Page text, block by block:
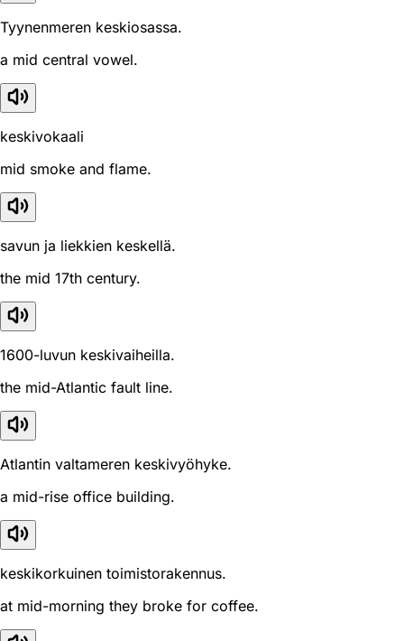
Tyynenmeren keskiosassa.
a mid central vowel.
keskivokaali
mid smoke and flame.
savun ja liekkien keskellä.
the mid 17th century.
1600-luvun keskivaiheilla.
the mid-Atlantic fault line.
Atlantin valtameren keskivyöhyke.
a mid-rise office building.
keskikorkuinen toimistorakennus.
at mid-morning they broke for coffee.